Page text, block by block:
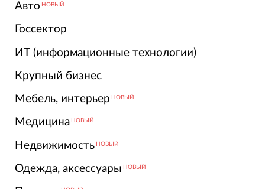
Авто НОВЫЙ
Госсектор
ИТ (информационные технологии)
Крупный бизнес
Мебель, интерьер НОВЫЙ
Медицина НОВЫЙ
Недвижимость НОВЫЙ
Одежда, аксессуары НОВЫЙ